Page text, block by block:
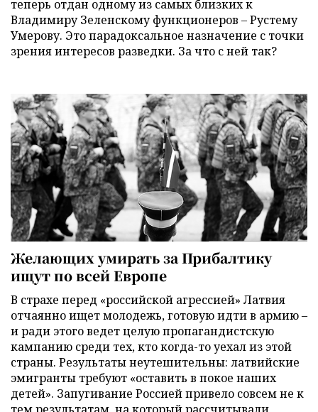
теперь отдан одному из самых близких к
Владимиру Зеленскому функционеров – Рустему
Умерову. Это парадоксальное назначение с точки
зрения интересов разведки. За что с ней так?
Желающих умирать за Прибалтику
ищут по всей Европе
В страхе перед «российской агрессией» Латвия
отчаянно ищет молодежь, готовую идти в армию –
и ради этого ведет целую пропагандистскую
кампанию среди тех, кто когда-то уехал из этой
страны. Результаты неутешительны: латвийские
эмигранты требуют «оставить в покое наших
детей». Запугивание Россией привело совсем не к